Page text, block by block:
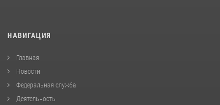
НАВИГАЦИЯ
Главная
Новости
Федеральная служба
Деятельность